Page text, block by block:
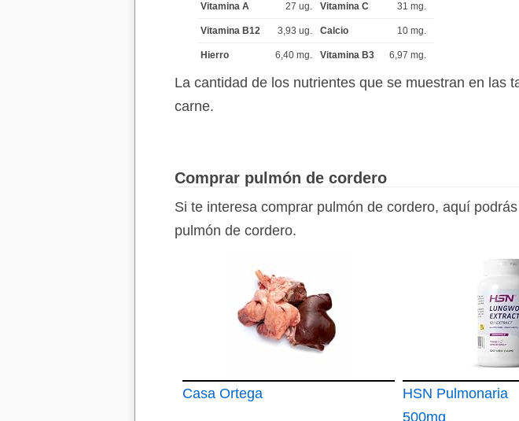
Vitamina A 27 ug. Vitamina C 31 mg.
Vitamina B12 3,93 ug. Calcio 10 mg.
Hierro 6,40 mg. Vitamina B3 6,97 mg.
La cantidad de los nutrientes que se muestran en las
carne.
Comprar pulmón de cordero
Si te interesa comprar pulmón de cordero, aquí
pulmón de cordero.
Casa Ortega
HSN Pulmonaria
500mg